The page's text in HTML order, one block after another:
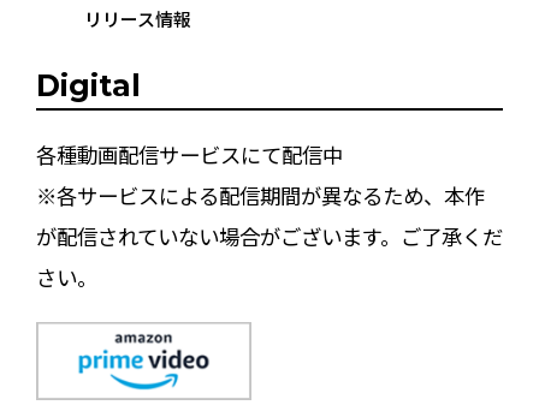
リリース情報
Digital
各種動画配信サービスにて配信中
※各サービスによる配信期間が異なるため、本作
が配信されていない場合がございます。ご了承くだ
さい。